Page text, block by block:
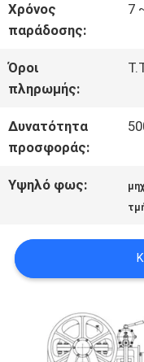
ΕΛΆΤΕ
ΣΕ
ΕΠΑΦΉ
ΜΕ
ΕΙΔΉΣΕΙΣ
ΠΕΡΙΠΤΏΣΕΙΣ
SITEMAP
Χρόνος
παράδοσης:
7
Όροι
πληρωμής:
Δυνατότητα
προσφοράς:
Υψηλό φως: